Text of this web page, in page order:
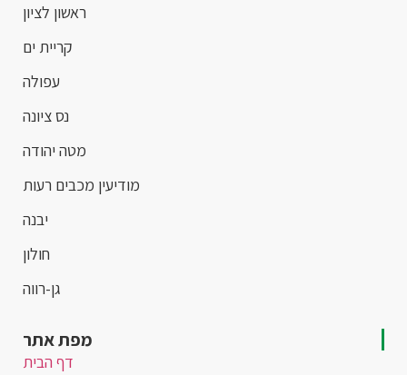
ראשון לציון
קריית ים
עפולה
נס ציונה
מטה יהודה
מודיעין מכבים רעות
יבנה
חולון
גן-רווה
מפת אתר
דף הבית